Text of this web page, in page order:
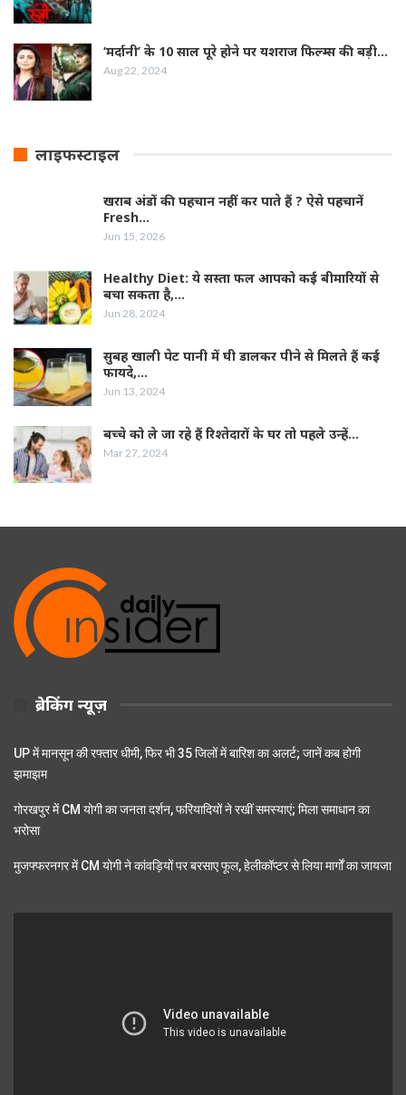
‘मर्दानी’ के 10 साल पूरे होने पर यशराज फिल्‍म्‍स की बड़ी…
Aug 22, 2024
लाइफस्टाइल
खराब अंडों की पहचान नहीं कर पाते हैं ? ऐसे पहचानें
Fresh…
Jun 15, 2026
Healthy Diet: ये सस्ता फल आपको कई बीमारियों से
बचा सकता है,…
Jun 28, 2024
सुबह खाली पेट पानी में घी डालकर पीने से मिलते हैं कई
फायदे,…
Jun 13, 2024
बच्चे को ले जा रहे हैं रिश्तेदारों के घर तो पहले उन्हें…
Mar 27, 2024
ब्रेकिंग न्यूज़
UP में मानसून की रफ्तार धीमी, फिर भी 35 जिलों में बारिश का अलर्ट; जानें कब होगी
झमाझम
गोरखपुर में CM योगी का जनता दर्शन, फरियादियों ने रखीं समस्याएं; मिला समाधान का
भरोसा
मुजफ्फरनगर में CM योगी ने कांवड़ियों पर बरसाए फूल, हेलीकॉप्टर से लिया मार्गों का जायजा